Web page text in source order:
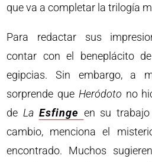
que va a completar la trilogía
Para redactar sus
contar con el beneplácito
egipcias. Sin embargo, a
sorprende que Heródoto no
de La Esfinge en su
cambio, menciona el
encontrado. Muchos